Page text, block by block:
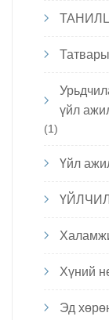
үйл
(1)
Үйл
Хүний
Эд